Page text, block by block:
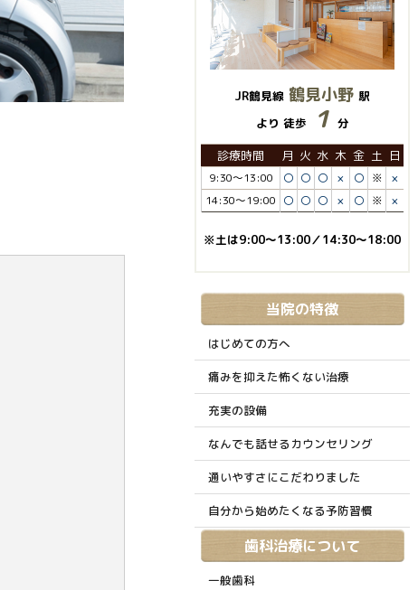
JR鶴見線 鶴見小野 駅
より 徒歩
１ 分
診療時間
月 火 水 木 金 土 日
9:30～13:00 〇 〇 〇 × 〇 ※
×
14:30～19:00 〇 〇 〇 × 〇 ※ ×
※土は9:00～13:00／14:30～18:00
当院の特徴
はじめての方へ
痛みを抑えた怖くない治療
充実の設備
なんでも話せるカウンセリング
通いやすさにこだわりました
自分から始めたくなる予防習慣
歯科治療について
一般歯科